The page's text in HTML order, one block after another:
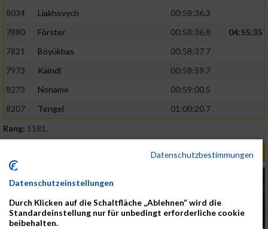
8034
Liakhovych
00:58:36.3
7880
Förster 00:58:36.8
04:55:35
7821
Böyükbas
00:58:37.7
7973
Kaindl
00:58:59.7
8273
Noname
00:59:00.5
8207
Tengel
01:00:20.7
Rang: 1181.
ALBUM B2RUN MÜNCHEN / 15.07.2026Datenschutzbestimmungen
Datenschutzeinstellungen
Durch Klicken auf die Schaltfläche „Ablehnen“ wird die
Standardeinstellung nur für unbedingt erforderliche cookie
beibehalten.